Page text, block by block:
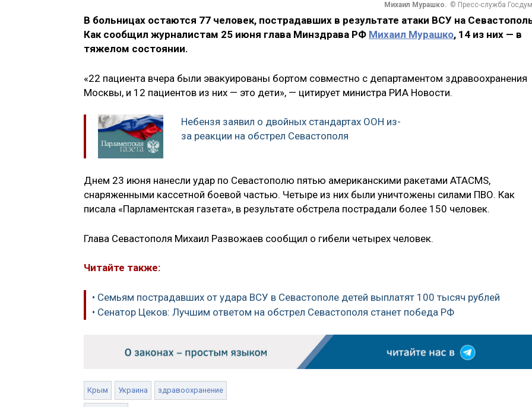
Михаил Мурашко. © Пресс-служба
В больницах остаются 77 человек, пострадавших в результате атаки ВСУ на
Как сообщил журналистам 25 июня глава Минздрава РФ Михаил Мурашко, 14 из них — в
тяжелом состоянии.
«22 пациента вчера были эвакуированы бортом совместно с департаментом здравоохранения
Москвы, и 12 пациентов из них — это дети», — цитирует министра РИА Новости.
Небензя заявил о двойных стандартах ООН из-
за реакции на обстрел Севастополя
Днем 23 июня нанесли удар по Севастополю пятью американскими ракетами ATACMS,
снаряженными кассетной боевой частью. Четыре из них были уничтожены силами ПВО. Как
писала «Парламентская газета», в результате обстрела пострадали более 150 человек.
Глава Севастополя Михаил Развожаев сообщил о гибели четырех человек.
Читайте также:
• Семьям пострадавших от удара ВСУ в Севастополе детей выплатят 100 тысяч рублей
• Сенатор Цеков: Лучшим ответом на обстрел Севастополя станет победа РФ
Крым Украина здравоохранение